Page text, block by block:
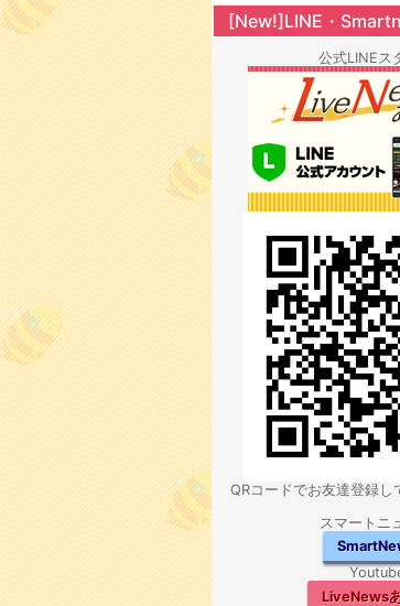
[New!]LINE・
公式LINEス
QRコードでお友達登録し
スマートニ
LiveNews